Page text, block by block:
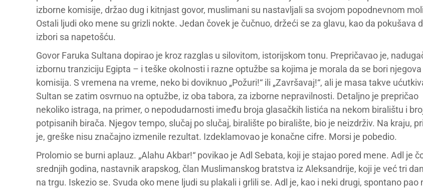
izborne komisije, držao dug i kitnjast govor, muslimani su nastavljali sa svojom popodnevnom
Ostali ljudi oko mene su grizli nokte. Jedan čovek je čučnuo, držeći se za glavu, kao da pokušava
izbori sa napetošću.
Govor Faruka Sultana dopirao je kroz razglas u silovitom, istorijskom tonu. Prepričavao je,
izbornu tranziciju Egipta – i teške okolnosti i razne optužbe sa kojima je morala da se bori njegova
komisija. S vremena na vreme, neko bi doviknuo „Požuri!“ ili „Završavaj!“, ali je masa takve
Sultan se zatim osvrnuo na optužbe, iz oba tabora, za izborne nepravilnosti. Detaljno je prepričao
nekoliko istraga, na primer, o nepodudarnosti imeđu broja glasačkih listića na nekom biralištu i
potpisanih birača. Njegov tempo, slučaj po slučaj, biralište po biralište, bio je neizdrživ. Na kraju,
je, greške nisu značajno izmenile rezultat. Izdeklamovao je konačne cifre. Morsi je pobedio.
Prolomio se burni aplauz. „Alahu Akbar!“ povikao je Adl Sebata, koji je stajao pored mene. Adl je
srednjih godina, nastavnik arapskog, član Muslimanskog bratstva iz Aleksandrije, koji je već tri
na trgu. Iskezio se. Svuda oko mene ljudi su plakali i grlili se. Adl je, kao i neki drugi, spontano pao